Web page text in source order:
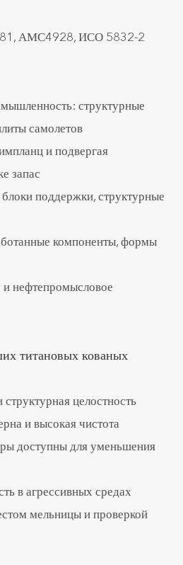
АМС4928, ИСО 5832-2
структурные
самолетов
и подвергая
запас
поддержки, структурные
компоненты, формы
нефтепромысловое
титановых кованых
целостность
и высокая чистота
доступны для уменьшения
в агрессивных средах
мельницы и проверкой